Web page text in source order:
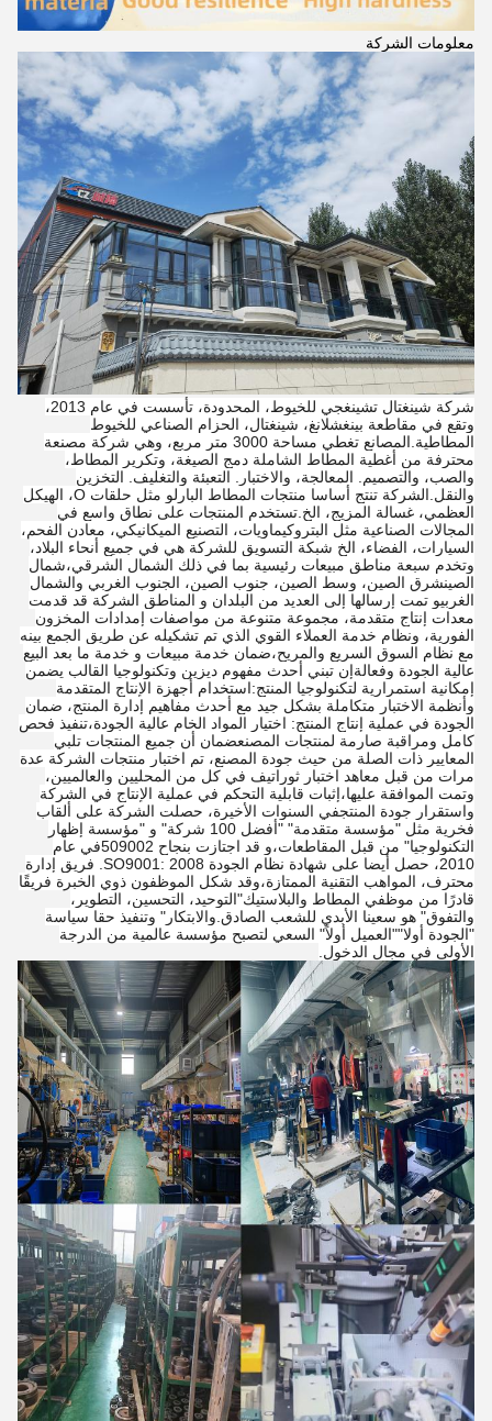
اترك رسالة
إرسال
معلومات الشركة
شركة شينغتال تشينغجي للخيوط، المحدودة، تأسست في عام 2013،
وتقع في مقاطعة بينغشلانغ، شينغتال، الحزام الصناعي للخيوط
المطاطية.المصانع تغطي مساحة 3000 متر مربع، وهي شركة مصنعة
محترفة من أغطية المطاط الشاملة دمج الصيغة، وتكرير المطاط،
والصب، والتصميم. المعالجة، والاختبار. التعبئة والتغليف. التخزين
والنقل.الشركة تنتج أساسا منتجات المطاط البارلو مثل حلقات O، الهيكل
العظمي، غسالة المزيج، الخ.تستخدم المنتجات على نطاق واسع في
المجالات الصناعية مثل البتروكيماويات، التصنيع الميكانيكي، معادن الفحم،
السيارات، الفضاء، الخ شبكة التسويق للشركة هي في جميع أنحاء البلاد،
وتخدم سبعة مناطق مبيعات رئيسية بما في ذلك الشمال الشرقي،شمال
الصينشرق الصين، وسط الصين، جنوب الصين، الجنوب الغربي والشمال
الغربيو تمت إرسالها إلى العديد من البلدان و المناطق الشركة قد قدمت
معدات إنتاج متقدمة، مجموعة متنوعة من مواصفات إمدادات المخزون
الفورية، ونظام خدمة العملاء القوي الذي تم تشكيله عن طريق الجمع بينه
مع نظام السوق السريع والمريح،ضمان خدمة مبيعات و خدمة ما بعد البيع
عالية الجودة وفعالةإن تبني أحدث مفهوم ديزين وتكنولوجيا القالب يضمن
إمكانية استمرارية لتكنولوجيا المنتج:استخدام أجهزة الإنتاج المتقدمة
وأنظمة الاختبار متكاملة بشكل جيد مع أحدث مفاهيم إدارة المنتج، ضمان
الجودة في عملية إنتاج المنتج: اختيار المواد الخام عالية الجودة،تنفيذ فحص
كامل ومراقبة صارمة لمنتجات المصنعضمان أن جميع المنتجات تلبي
المعايير ذات الصلة من حيث جودة المصنع، تم اختبار منتجات الشركة عدة
مرات من قبل معاهد اختبار ثوراتيف في كل من المحليين والعالميين،
وتمت الموافقة عليها،إثبات قابلية التحكم في عملية الإنتاج في الشركة
واستقرار جودة المنتجفي السنوات الأخيرة، حصلت الشركة على ألقاب
فخرية مثل "مؤسسة متقدمة" "أفضل 100 شركة" و "مؤسسة إظهار
التكنولوجيا" من قبل المقاطعات،و قد اجتازت بنجاح 509002في عام
2010، حصل أيضا على شهادة نظام الجودة SO9001: 2008. فريق إدارة
محترف، المواهب التقنية الممتازة،وقد شكل الموظفون ذوي الخبرة فريقًا
قادرًا من موظفي المطاط والبلاستيك"التوحيد، التحسين، التطوير،
والتفوق" هو سعينا الأبدي للشعب الصادق.والابتكار" وتنفيذ حقا سياسة
"الجودة أولا""العميل أولاً" السعي لتصبح مؤسسة عالمية من الدرجة
الأولى في مجال الدخول.